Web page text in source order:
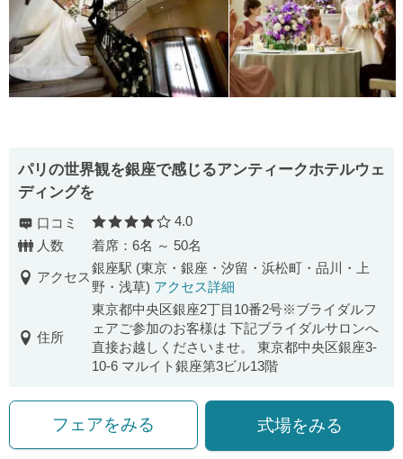
パリの世界観を銀座で感じるアンティークホテルウェ
ディングを
口コミ 口コミ評価
4.0
人数
着席：6名 ～ 50名
アクセス
銀座駅 (東京・銀座・汐留・浜松町・品川・上
野・浅草) アクセス詳細
住所
東京都中央区銀座2丁目10番2号※ブライダルフ
ェアご参加のお客様は 下記ブライダルサロンへ
直接お越しくださいませ。 東京都中央区銀座3-
10-6 マルイト銀座第3ビル13階
フェアをみる 式場をみる